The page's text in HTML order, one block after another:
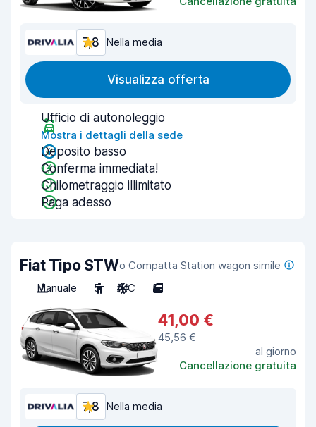
7,8 Nella media
Visualizza offerta
Ufficio di autonoleggio
Mostra i dettagli della sede
Deposito basso
Conferma immediata!
Chilometraggio illimitato
Paga adesso
Fiat Tipo STWo Compatta Station wagon simile
Manuale
5 A/C 5
41,00 €
45,56 €
al giorno
Cancellazione gratuita
7,8 Nella media